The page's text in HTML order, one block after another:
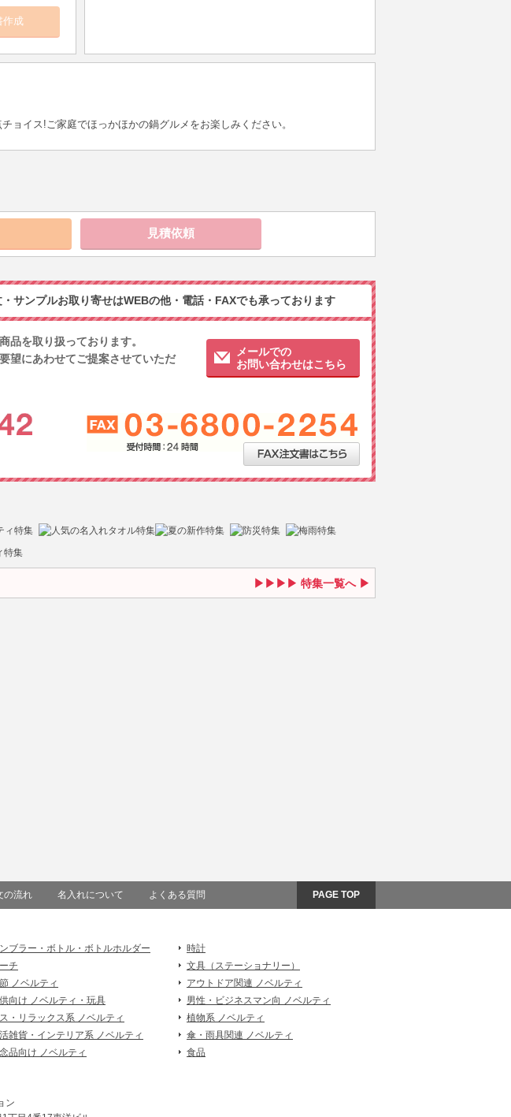
ョイス!ご家庭でほっかほかの鍋グルメをお楽しみください。
サンプルお取り寄せはWEBの他・電話・FAXでも承っております
品を取り扱っております。
望にあわせてご提案させていただ
メールでの
お問い合わせはこちら
特集一覧へ
の流れ 名入れについて よくある質問 PAGE TOP
ブラー・ボトル・ボトルホルダー
時計
チ
文具（ステーショナリー）
ノベルティ
アウトドア関連 ノベルティ
向け ノベルティ・玩具
男性・ビジネスマン向 ノベルティ
・リラックス系 ノベルティ
植物系 ノベルティ
雑貨・インテリア系 ノベルティ
傘・雨具関連 ノベルティ
品向け ノベルティ
食品
ン